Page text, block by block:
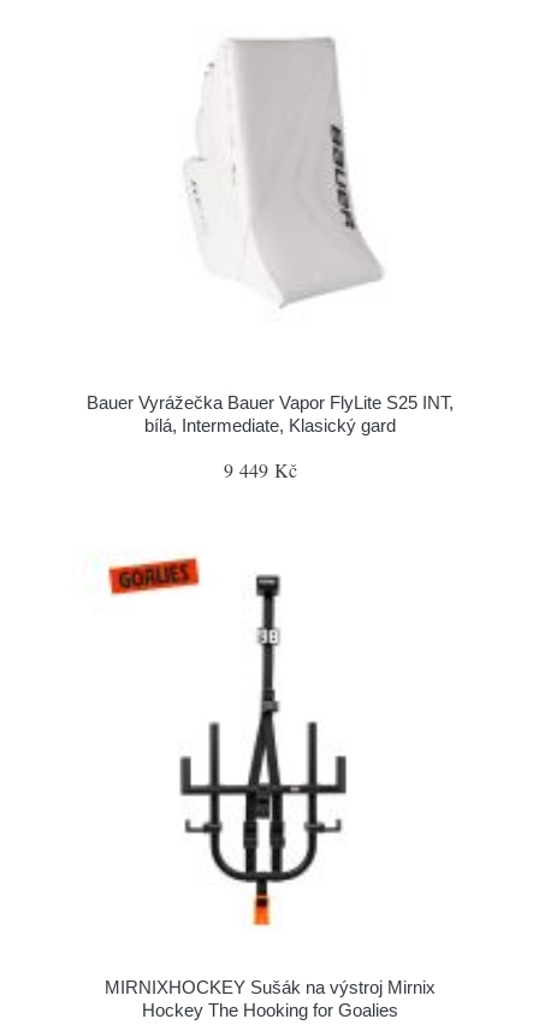
Bauer Vyrážečka Bauer Vapor FlyLite S25 INT,
bílá, Intermediate, Klasický gard
9 449 Kč
MIRNIXHOCKEY Sušák na výstroj Mirnix
Hockey The Hooking for Goalies